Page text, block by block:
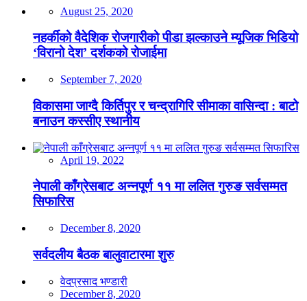
August 25, 2020
नहर्कीको वैदेशिक रोजगारीको पीडा झल्काउने म्यूजिक भिडियो
‘विरानो देश’ दर्शकको रोजाईमा
September 7, 2020
विकासमा जाग्दै किर्तिपुर र चन्द्रागिरि सीमाका वासिन्दा : बाटो
बनाउन कस्सीए स्थानीय
April 19, 2022
नेपाली काँग्रेसबाट अन्नपूर्ण ११ मा ललित गुरुङ सर्वसम्मत
सिफारिस
December 8, 2020
सर्वदलीय बैठक बालुवाटारमा शुरु
वेदप्रसाद भण्डारी
December 8, 2020